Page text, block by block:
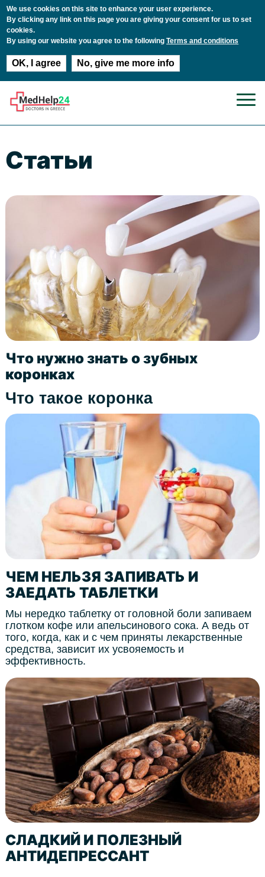
We use cookies on this site to enhance your user experience.
By clicking any link on this page you are giving your consent for us to set
cookies.
By using our website you agree to the followingTerms and conditions
OK, I agree No, give me more info
Статьи
Что нужно знать о зубных
коронках
Что такое коронка
ЧЕМ НЕЛЬЗЯ ЗАПИВАТЬ И
ЗАЕДАТЬ ТАБЛЕТКИ
Мы нередко таблетку от головной боли запиваем
глотком кофе или апельсинового сока. А ведь от
того, когда, как и с чем приняты лекарственные
средства, зависит их усвояемость и
эффективность.
СЛАДКИЙ И ПОЛЕЗНЫЙ
АНТИДЕПРЕССАНТ